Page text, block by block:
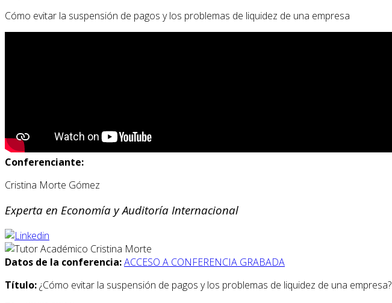
Cómo evitar la suspensión de pagos y los problemas de liquidez de una empresa
Conferenciante:
Cristina Morte Gómez
Experta en Economía y Auditoría Internacional
Datos de la conferencia:ACCESO A CONFERENCIA GRABADA
Título:¿Cómo evitar la suspensión de pagos y los problemas de liquidez de una empresa?